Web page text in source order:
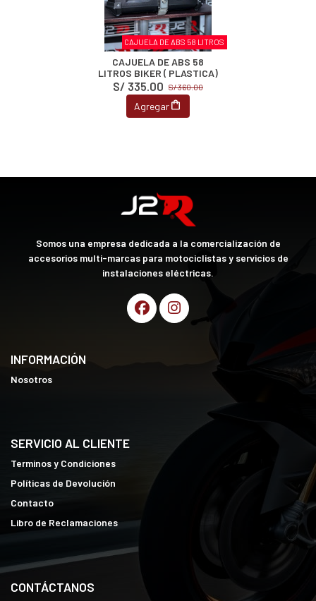
CAJUELA DE ABS 58 LITROS
CAJUELA DE ABS 58
LITROS BIKER ( PLASTICA)
S/ 360.00
S/ 335.00
Agregar
Somos una empresa dedicada a la comercialización de
accesorios multi-marcas para motociclistas y servicios de
instalaciones eléctricas.
INFORMACIÓN
Nosotros
SERVICIO AL CLIENTE
Terminos y Condiciones
Políticas de Devolución
Contacto
Libro de Reclamaciones
CONTÁCTANOS